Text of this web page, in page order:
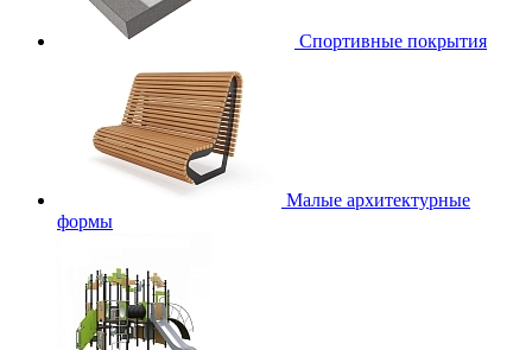
Спортивные покрытия
Малые архитектурные
формы